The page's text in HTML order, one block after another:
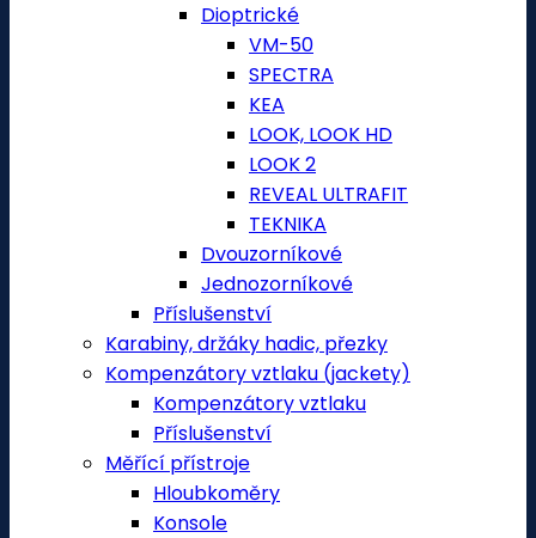
Dioptrické
VM-50
SPECTRA
KEA
LOOK, LOOK HD
LOOK 2
REVEAL ULTRAFIT
TEKNIKA
Dvouzorníkové
Jednozorníkové
Příslušenství
Karabiny, držáky hadic, přezky
Kompenzátory vztlaku (jackety)
Kompenzátory vztlaku
Příslušenství
Měřící přístroje
Hloubkoměry
Konsole